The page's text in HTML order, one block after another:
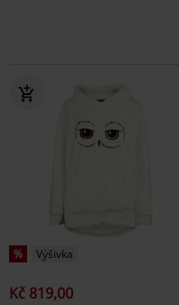
% Výšivka
Kč 819,00